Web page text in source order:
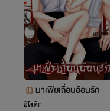
มาเฟียเถื่อนอ้อนรัก
อีโรติก